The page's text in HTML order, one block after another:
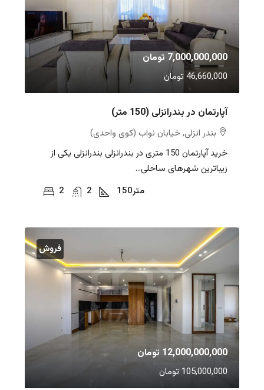
7,000,000,000 تومان
46,660,000 تومان
آپارتمان در بندرانزلی (150 متر)
بندر انزلی, خیابان نواب (کوی واحدی)
خرید آپارتمان 150 متری در بندرانزلی بندرانزلی یکی از
زیباترین شهرهای ساحلی...
2
2 150متر
فروش
12,000,000,000 تومان
105,000,000 تومان